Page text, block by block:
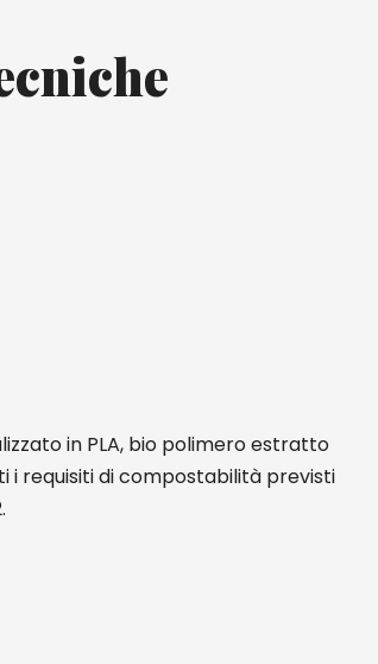
in PLA, bio polimero estratto
i requisiti di compostabilità previsti